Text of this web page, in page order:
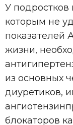
У
которым не
показателей
жизни,
из основных
диуретиков,
блокаторов